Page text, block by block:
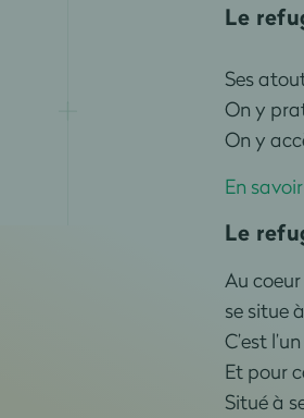
Le
Ses
On y
On y
En
Le
Au
se situe
C’est
Et pour
Situé à